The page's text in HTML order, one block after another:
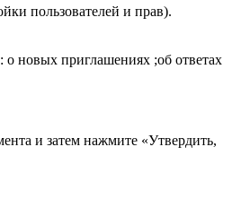
пользователей и прав).
новых приглашениях ;об ответах
и затем нажмите «Утвердить,